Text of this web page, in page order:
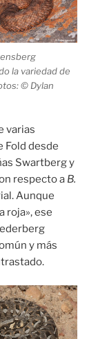
la variedad de
© Dylan
varias
Fold desde
Swartberg y
respecto a B.
Aunque
roja», ese
y más